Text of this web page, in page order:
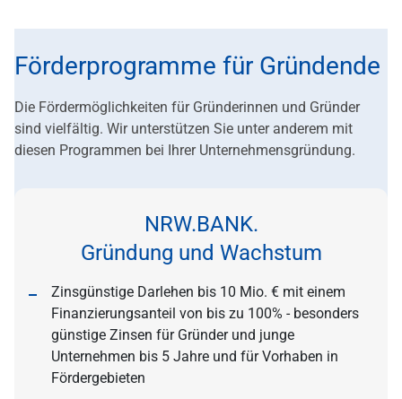
Förderprogramme für Gründende
Die Fördermöglichkeiten für Gründerinnen und Gründer
sind vielfältig. Wir unterstützen Sie unter anderem mit
diesen Programmen bei Ihrer Unternehmensgründung.
NRW.BANK.
Gründung und Wachstum
Zinsgünstige Darlehen bis 10 Mio. € mit einem
Finanzierungsanteil von bis zu 100% - besonders
günstige Zinsen für Gründer und junge
Unternehmen bis 5 Jahre und für Vorhaben in
Fördergebieten